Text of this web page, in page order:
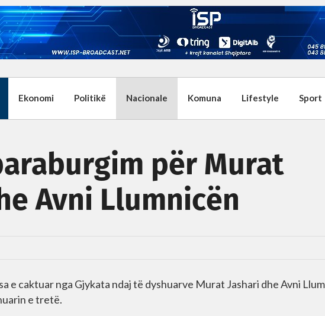
Ekonomi Politikë Nacionale Komuna Lifestyle Sport
për Murat
Avni Llumnicën
e caktuar nga Gjykata ndaj të dyshuarve Murat Jashari dhe Avni
e tretë.